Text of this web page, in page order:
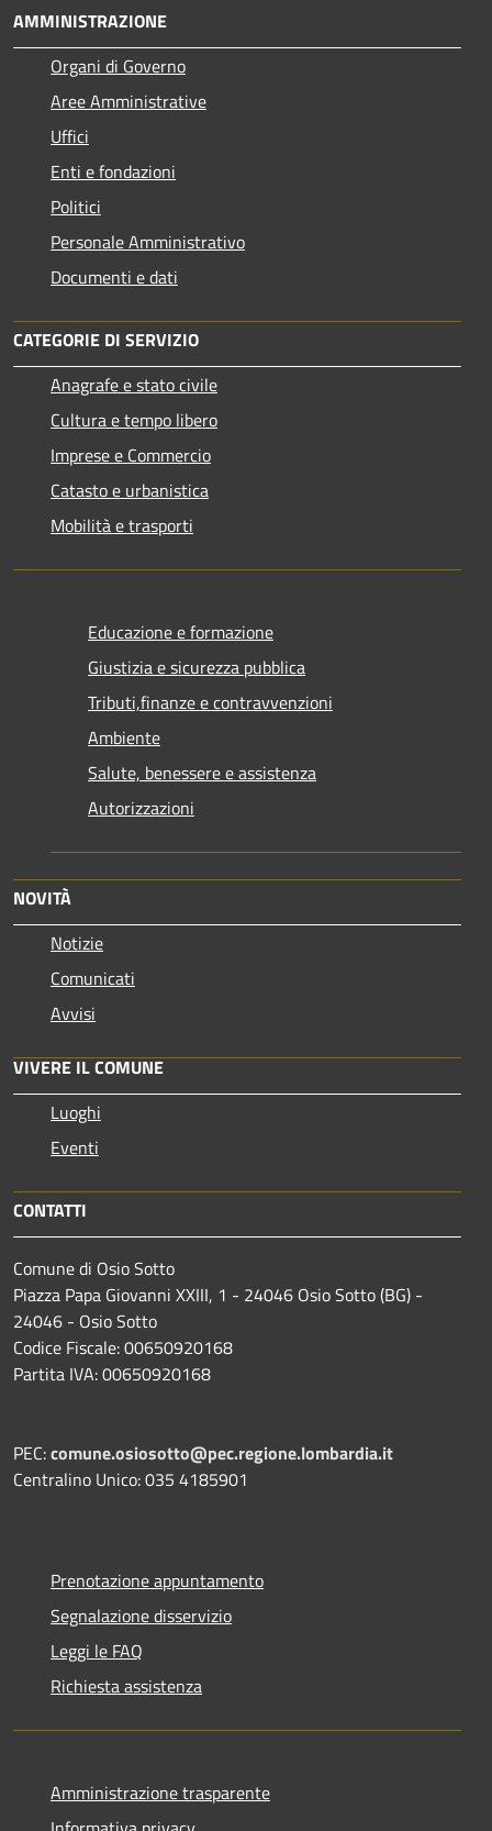
AMMINISTRAZIONE
Organi di Governo
Aree Amministrative
Uffici
Enti e fondazioni
Politici
Personale Amministrativo
Documenti e dati
CATEGORIE DI SERVIZIO
Anagrafe e stato civile
Cultura e tempo libero
Imprese e Commercio
Catasto e urbanistica
Mobilità e trasporti
Educazione e formazione
Giustizia e sicurezza pubblica
Tributi,finanze e contravvenzioni
Ambiente
Salute, benessere e assistenza
Autorizzazioni
NOVITÀ
Notizie
Comunicati
Avvisi
VIVERE IL COMUNE
Luoghi
Eventi
CONTATTI
Comune di Osio Sotto
Piazza Papa Giovanni XXIII, 1 - 24046 Osio Sotto (BG) -
24046 - Osio Sotto
Codice Fiscale: 00650920168
Partita IVA: 00650920168
PEC:comune.osiosotto@pec.regione.lombardia.it
Centralino Unico: 035 4185901
Prenotazione appuntamento
Segnalazione disservizio
Leggi le FAQ
Richiesta assistenza
Amministrazione trasparente